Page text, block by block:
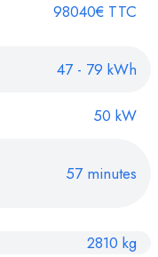
98040€ TTC
47 - 79 kWh
50 kW
57 minutes
2810 kg